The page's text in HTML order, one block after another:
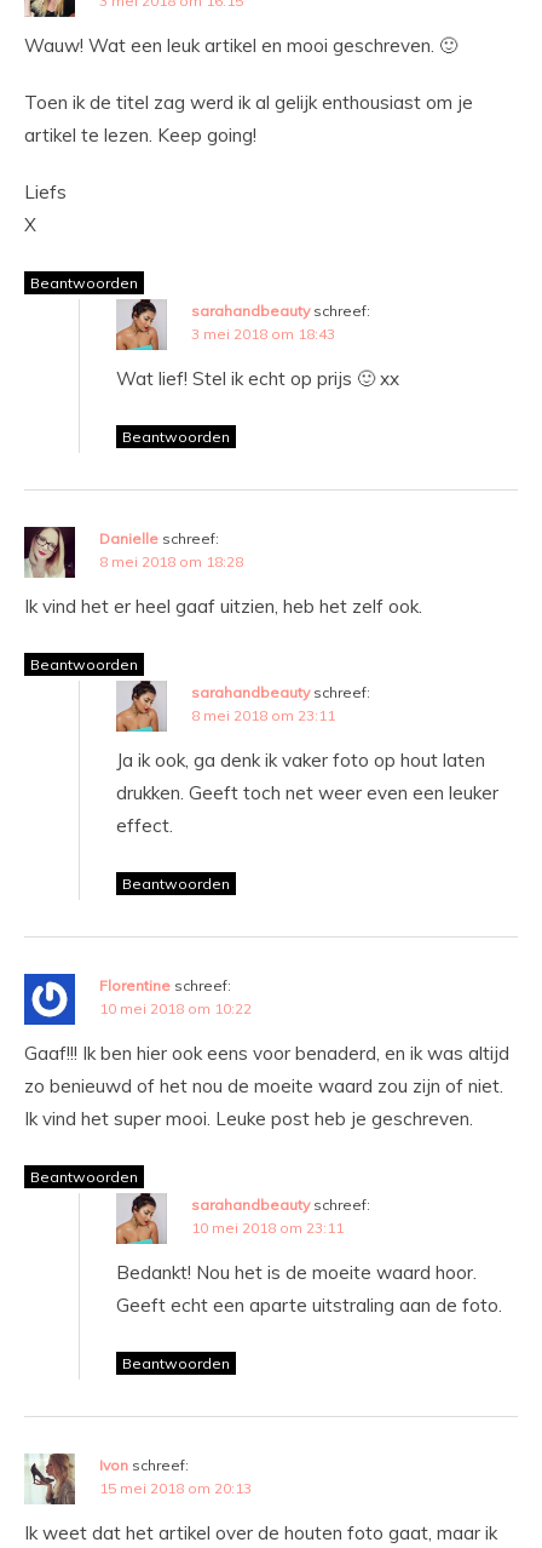
Wauw! Wat een leuk artikel en mooi geschreven. 🙂
Toen ik de titel zag werd ik al gelijk enthousiast om je
artikel te lezen. Keep going!
Liefs
X
Beantwoorden
sarahandbeauty schreef:
3 mei 2018 om 18:43
Wat lief! Stel ik echt op prijs 🙂 xx
Beantwoorden
Danielle schreef:
8 mei 2018 om 18:28
Ik vind het er heel gaaf uitzien, heb het zelf ook.
Beantwoorden
sarahandbeauty schreef:
8 mei 2018 om 23:11
Ja ik ook, ga denk ik vaker foto op hout laten
drukken. Geeft toch net weer even een leuker
effect.
Beantwoorden
Florentine schreef:
10 mei 2018 om 10:22
Gaaf!!! Ik ben hier ook eens voor benaderd, en ik was altijd
zo benieuwd of het nou de moeite waard zou zijn of niet.
Ik vind het super mooi. Leuke post heb je geschreven.
Beantwoorden
sarahandbeauty schreef:
10 mei 2018 om 23:11
Bedankt! Nou het is de moeite waard hoor.
Geeft echt een aparte uitstraling aan de foto.
Beantwoorden
Ivon schreef:
15 mei 2018 om 20:13
Ik weet dat het artikel over de houten foto gaat, maar ik